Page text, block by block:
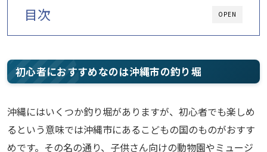
OPEN
目次
初心者におすすめなのは沖縄市の釣り堀
沖縄にはいくつか釣り堀がありますが、初心者でも楽しめ
るという意味では沖縄市にあるこどもの国のものがおすす
めです。その名の通り、子供さん向けの動物園やミュージ